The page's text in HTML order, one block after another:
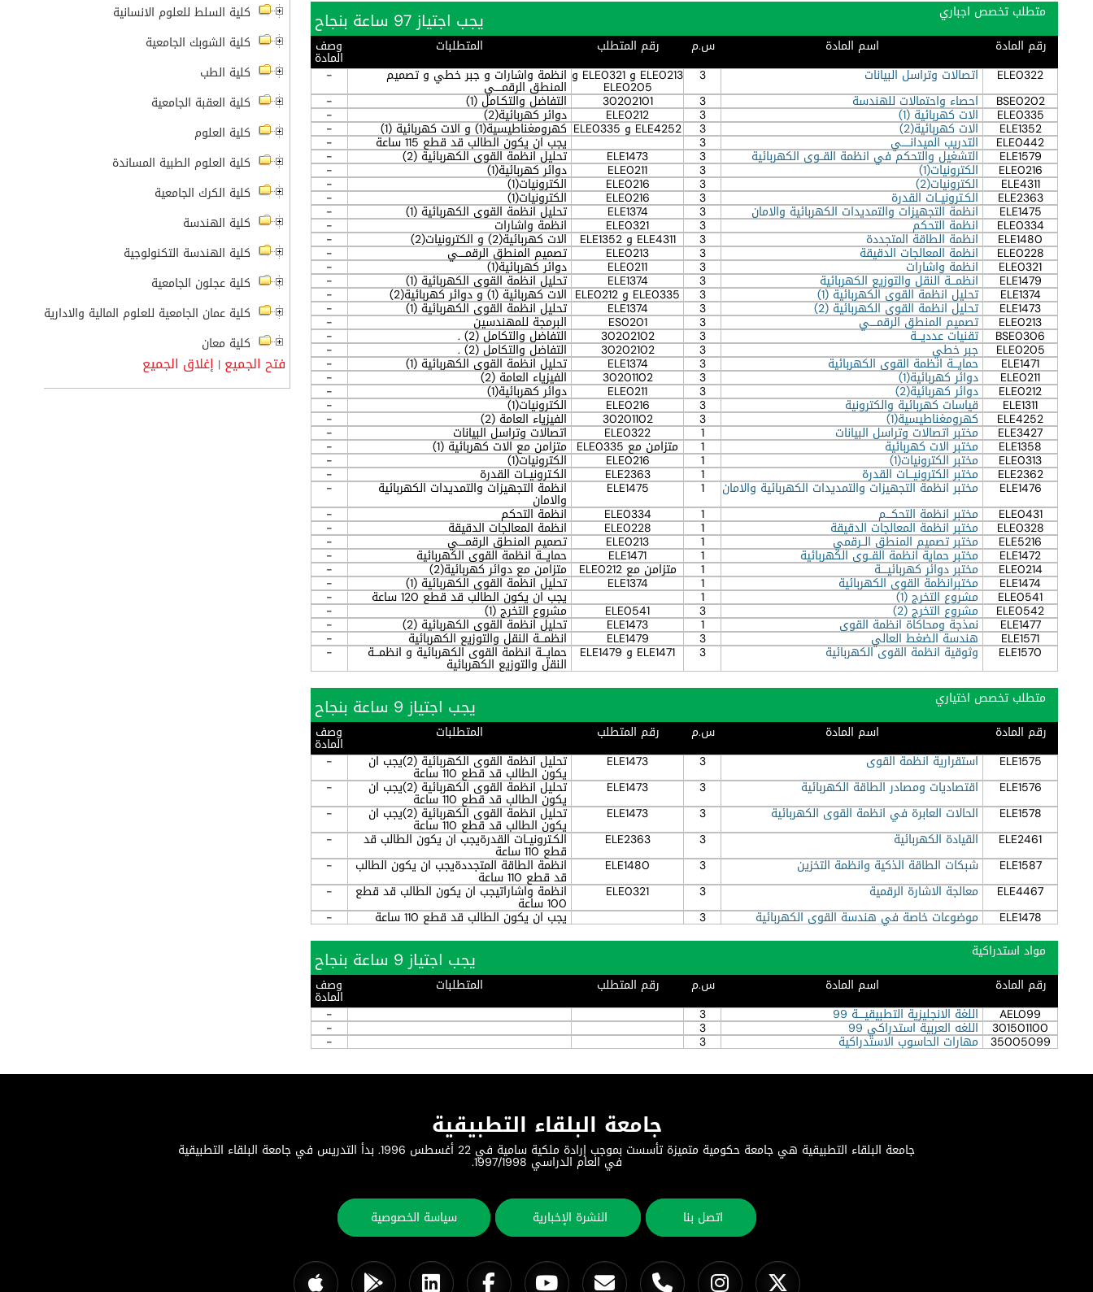
متطلب تخصص اجباري
يجب اجتياز 97 ساعة بنجاح
رقم المادة اسم المادة س.م رقم المتطلب المتطلبات وصف
المادة
ELE0322 اتصالات وتراسل البيانات 3 ELE0213 و ELE0321 و
ELE0205
انظمة واشارات و جبر خطي و تصميم
المنطق الرقمــــي
-
BSE0202
احصاء واحتمالات للهندسة 3
30202101 التفاضل والتكـامل (1) -
ELE0335 الات كهربائية (1) 3
ELE0212 دوائر كهربائية(2) -
ELE1352 الات كهربائية(2) 3 ELE4252 و ELE0335 كهرومغناطيسية(1) و الات كهربائية (1) -
ELE0442 التدريب الميدانـــــي 3 يجب ان يكون الطالب قد قطع 115 ساعة -
ELE1579 التشغيل والتحكم في انظمة القــوى الكهربائية 3
ELE1473 تحليل انظمة القوى الكهربائية (2) -
ELE0216 الكترونيات(1) 3
ELE0211 دوائر كهربائية(1) -
ELE4311 الكترونيات(2) 3
ELE0216 الكترونيات(1) -
ELE2363 الكـترونيــات القدرة 3
ELE0216 الكترونيات(1) -
ELE1475 انظمة التجهيزات والتمديدات الكهربائية والامان 3
ELE1374 تحليل انظمة القوى الكهربائية (1) -
ELE0334 انظمة التحكم 3
ELE0321 انظمة واشارات -
ELE1480 انظمة الطاقة المتجددة 3 ELE4311 و ELE1352 الات كهربائية(2) و الكترونيات(2) -
ELE0228 انظمة المعالجات الدقيقة 3
ELE0213 تصميم المنطق الرقمــــي -
ELE0321 انظمة واشارات 3
ELE0211 دوائر كهربائية(1) -
ELE1479 انظمـــة النقل والتوزيع الكهربائية 3
ELE1374 تحليل انظمة القوى الكهربائية (1) -
ELE1374 تحليل انظمة القوى الكهربائية (1) 3 ELE0335 و ELE0212 الات كهربائية (1) و دوائر كهربائية(2) -
ELE1473 تحليل انظمة القوى الكهربائية (2) 3
ELE1374 تحليل انظمة القوى الكهربائية (1) -
ELE0213 تصميم المنطق الرقمــــي 3
ES0201 البرمجة للمهندسين -
BSE0306 تقنيات عدديـــة 3
30202102 التفاضل والتكامل (2) . -
ELE0205 جبر خطي 3
30202102 التفاضل والتكامل (2) . -
ELE1471 حمايـــة انظمة القوى الكهربائية 3
ELE1374 تحليل انظمة القوى الكهربائية (1) -
ELE0211 دوائر كهربائية(1) 3
30201102 الفيزياء العامة (2) -
ELE0212 دوائر كهربائية(2) 3
ELE0211 دوائر كهربائية(1) -
ELE1311 قياسات كهربائية والكترونية 3
ELE0216 الكترونيات(1) -
ELE4252 كهرومغناطيسية(1) 3
30201102 الفيزياء العامة (2) -
ELE3427 مختبر اتصالات وتراسل البيانات 1
ELE0322 اتصالات وتراسل البيانات -
ELE1358 مختبر الات كهربائية 1 متزامن مع ELE0335 متزامن مع الات كهربائية (1) -
ELE0313 مختبر الكترونيات(1) 1
ELE0216 الكترونيات(1) -
ELE2362 مختبر الكترونيـــات القدرة 1
ELE2363 الكـترونيــات القدرة -
ELE1476 مختبر انظمة التجهيزات والتمديدات الكهربائية والامان 1
ELE1475 انظمة التجهيزات والتمديدات الكهربائية
والامان
-
ELE0431
مختبر انظمة التحكـــم 1
ELE0334 انظمة التحكم -
ELE0328 مختبر انظمة المعالجات الدقيقة 1
ELE0228 انظمة المعالجات الدقيقة -
ELE5216 مختبر تصميم المنطق الــرقمي 1
ELE0213 تصميم المنطق الرقمــــي -
ELE1472 مختبر حماية انظمة القــوى الكهربائية 1
ELE1471 حمايـــة انظمة القوى الكهربائية -
ELE0214 مختبر دوائر كهربائيــــة 1 متزامن مع ELE0212 متزامن مع دوائر كهربائية(2) -
ELE1474 مختبرانظمة القوى الكهربائية 1
ELE1374 تحليل انظمة القوى الكهربائية (1) -
ELE0541 مشروع التخرج (1) 1 يجب ان يكون الطالب قد قطع 120 ساعة -
ELE0542 مشروع التخرج (2) 3
ELE0541 مشروع التخرج (1) -
ELE1477 نمذجة ومحاكاة انظمة القوى 1
ELE1473 تحليل انظمة القوى الكهربائية (2) -
ELE1571 هندسة الضغط العالي 3
ELE1479 انظمـــة النقل والتوزيع الكهربائية -
ELE1570 وثوقية انظمة القوى الكهربائية 3 ELE1471 و ELE1479 حمايـــة انظمة القوى الكهربائية و انظمـــة
النقل والتوزيع الكهربائية
-
متطلب تخصص اختياري يجب اجتياز 9 ساعة بنجاح
رقم المادة اسم المادة س.م رقم المتطلب المتطلبات وصف
المادة
ELE1575 استقرارية انظمة القوى 3
ELE1473 تحليل انظمة القوى الكهربائية (2)يجب ان
يكون الطالب قد قطع 110 ساعة
-
ELE1576
اقتصاديات ومصادر الطاقة الكهربائية 3
ELE1473 تحليل انظمة القوى الكهربائية (2)يجب ان
يكون الطالب قد قطع 110 ساعة
-
ELE1578
الحالات العابرة في انظمة القوى الكهربائية 3
ELE1473 تحليل انظمة القوى الكهربائية (2)يجب ان
يكون الطالب قد قطع 110 ساعة
-
ELE2461
القيادة الكهربائية 3
ELE2363 الكـترونيــات القدرةيجب ان يكون الطالب قد
قطع 110 ساعة
-
ELE1587
شبكات الطاقة الذكية وانظمة التخزين 3
ELE1480 انظمة الطاقة المتجددةيجب ان يكون الطالب
قد قطع 110 ساعة
-
ELE4467
معالجة الاشارة الرقمية 3
ELE0321 انظمة واشاراتيجب ان يكون الطالب قد قطع
100 ساعة
-
ELE1478
موضوعات خاصة في هندسة القوى الكهربائية 3 يجب ان يكون الطالب قد قطع 110 ساعة
-
مواد استدراكية
يجب اجتياز 9 ساعة بنجاح
رقم المادة اسم المادة س.م رقم المتطلب المتطلبات وصف
المادة
AEL099 اللغة الانجليزية التطبيقيــــة 99 3
-
301501100 اللغه العربية استدراكي 99 3
-
35005099 مهارات الحاسوب الاستدراكية 3
-
كلية السلط للعلوم الانسانية
كلية الشوبك الجامعية
كلية الطب
كلية العقبة الجامعية
كلية العلوم
كلية العلوم الطبية المساندة
كلية الكرك الجامعية
كلية الهندسة
كلية الهندسة التكنولوجية
كلية عجلون الجامعية
كلية عمان الجامعية للعلوم المالية والادارية
كلية معان
فتح الجميع | إغلاق الجميع
جامعة البلقاء التطبيقية
جامعة البلقاء التطبيقية هي جامعة حكومية متميزة تأسست بموجب إرادة ملكية سامية في 22 أغسطس 1996. بدأ التدريس في جامعة البلقاء التطبيقية
في العام الدراسي 1997/1998.
اتصل بنا النشرة الإخبارية سياسة الخصوصية